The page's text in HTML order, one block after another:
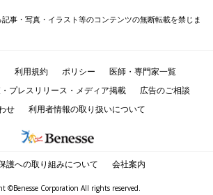
事・写真・イラスト等のコンテンツの無断転載を禁じま
利用規約 ポリシー
医師・専門家一覧
プレスリリース・メディア掲載
広告のご相談
せ
利用者情報の取り扱いについて
護への取り組みについて 会社案内
©Benesse Corporation All rights reserved.